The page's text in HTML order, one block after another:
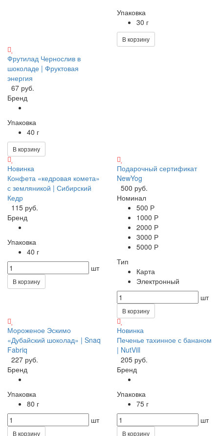
Упаковка
30 г
В корзину
Фрутилад Чернослив в
шоколаде | Фруктовая
энергия
67 руб.
Бренд
Упаковка
40 г
В корзину
Новинка
Конфета «кедровая комета»
с земляникой | Сибирский
Кедр
115 руб.
Бренд
Упаковка
40 г
шт
В корзину
Подарочный сертификат
NewYog
500 руб.
Номинал
500 Р
1000 Р
2000 Р
3000 Р
5000 Р
Тип
Карта
Электронный
шт
В корзину
Мороженое Эскимо
«Дубайский шоколад» | Snaq
Fabriq
227 руб.
Бренд
Упаковка
80 г
шт
В корзину
Новинка
Печенье тахинное с бананом
| NutVill
205 руб.
Бренд
Упаковка
75 г
шт
В корзину